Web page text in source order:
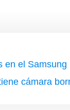
en el Samsung
cámara